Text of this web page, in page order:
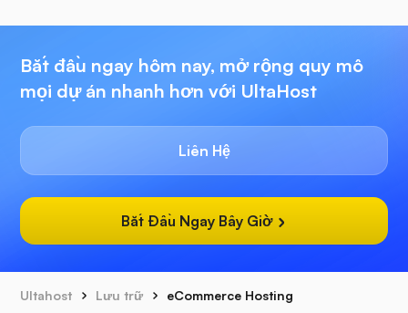
Bắt đầu ngay hôm nay, mở rộng quy mô
mọi dự án nhanh hơn với UltaHost
Liên Hệ
Bắt Đầu Ngay Bây Giờ
Ultahost Lưu trữ eCommerce Hosting